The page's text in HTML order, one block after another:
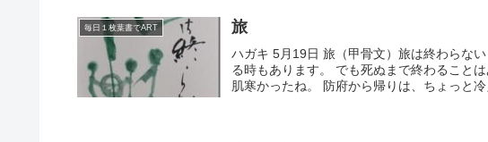
毎日１枚葉書でART 旅
ハガキ 5月19日 旅（甲骨文）旅は終わらな
る時もあります。 でも死ぬまで終わること
肌寒かったね。 防府から帰りは、ちょっと